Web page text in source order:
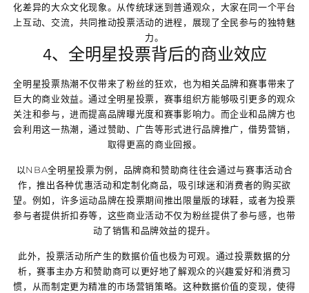
化差异的大众文化现象。从传统球迷到普通观众，大家在同一个平台
上互动、交流，共同推动投票活动的进程，展现了全民参与的独特魅
力。
4、全明星投票背后的商业效应
全明星投票热潮不仅带来了粉丝的狂欢，也为相关品牌和赛事带来了
巨大的商业效益。通过全明星投票，赛事组织方能够吸引更多的观众
关注和参与，进而提高品牌曝光度和赛事影响力。而企业和品牌方也
会利用这一热潮，通过赞助、广告等形式进行品牌推广，借势营销，
取得更高的商业回报。
以NBA全明星投票为例，品牌商和赞助商往往会通过与赛事活动合
作，推出各种优惠活动和定制化商品，吸引球迷和消费者的购买欲
望。例如，许多运动品牌在投票期间推出限量版的球鞋，或者为投票
参与者提供折扣券等，这些商业活动不仅为粉丝提供了参与感，也带
动了销售和品牌效益的提升。
此外，投票活动所产生的数据价值也极为可观。通过投票数据的分
析，赛事主办方和赞助商可以更好地了解观众的兴趣爱好和消费习
惯，从而制定更为精准的市场营销策略。这种数据价值的变现，使得